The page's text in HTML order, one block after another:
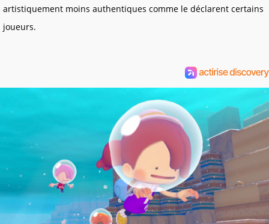
artistiquement moins authentiques comme le déclarent certains
joueurs.